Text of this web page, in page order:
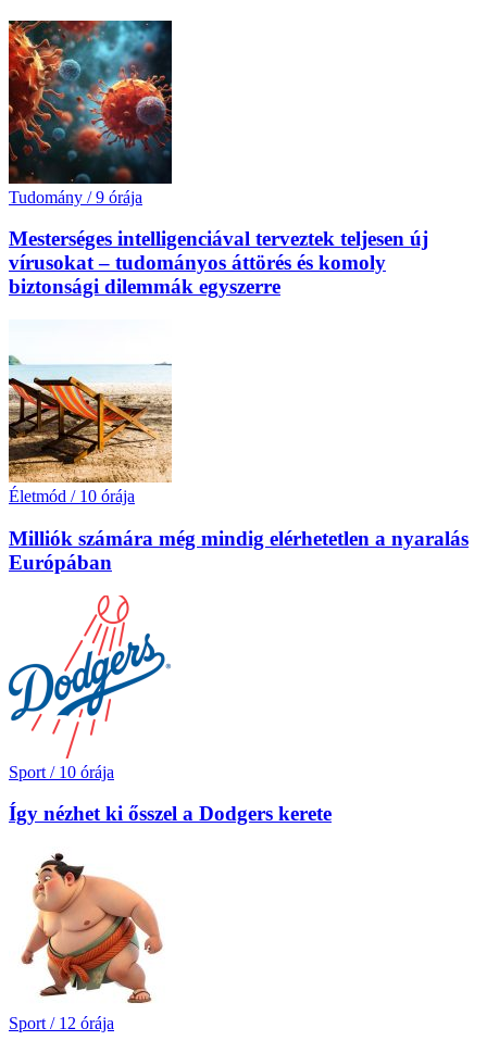
Tudomány / 9 órája
Mesterséges intelligenciával terveztek teljesen új
vírusokat – tudományos áttörés és komoly
biztonsági dilemmák egyszerre
Életmód / 10 órája
Milliók számára még mindig elérhetetlen a nyaralás
Európában
Sport / 10 órája
Így nézhet ki ősszel a Dodgers kerete
Sport / 12 órája